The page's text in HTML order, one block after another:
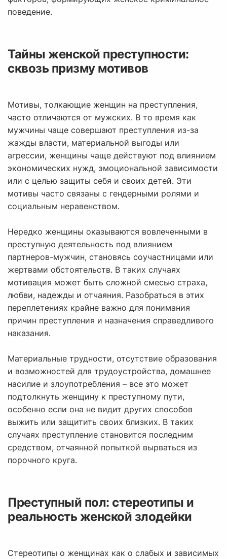
поведение.
Тайны женской преступности:
сквозь призму мотивов
Мотивы, толкающие женщин на преступления,
часто отличаются от мужских. В то время как
мужчины чаще совершают преступления из-за
жажды власти, материальной выгоды или
агрессии, женщины чаще действуют под влиянием
экономических нужд, эмоциональной зависимости
или с целью защиты себя и своих детей. Эти
мотивы часто связаны с гендерными ролями и
социальным неравенством.
Нередко женщины оказываются вовлеченными в
преступную деятельность под влиянием
партнеров-мужчин, становясь соучастницами или
жертвами обстоятельств. В таких случаях
мотивация может быть сложной смесью страха,
любви, надежды и отчаяния. Разобраться в этих
переплетениях крайне важно для понимания
причин преступления и назначения справедливого
наказания.
Материальные трудности, отсутствие образования
и возможностей для трудоустройства, домашнее
насилие и злоупотребления – все это может
подтолкнуть женщину к преступному пути,
особенно если она не видит других способов
выжить или защитить своих близких. В таких
случаях преступление становится последним
средством, отчаянной попыткой вырваться из
порочного круга.
Преступный пол: стереотипы и
реальность женской злодейки
Стереотипы о женщинах как о слабых и зависимых